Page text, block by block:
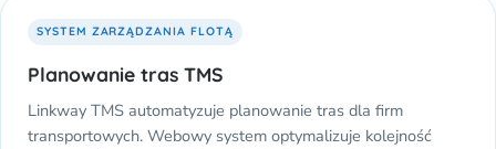
SYSTEM ZARZĄDZANIA FLOTĄ
Planowanie tras TMS
Linkway TMS automatyzuje planowanie tras dla firm
transportowych. Webowy system optymalizuje kolejność